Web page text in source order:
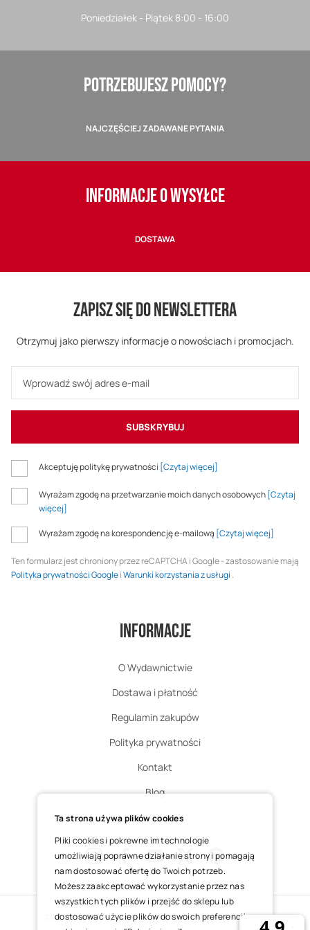
Poniedziałek - Piątek 8:00 - 16:00
POTRZEBUJESZ POMOCY?
NAJCZĘŚCIEJ ZADAWANE PYTANIA
INFORMACJE O WYSYŁCE
DOSTAWA
ZAPISZ SIĘ DO NEWSLETTERA
Otrzymuj jako pierwszy informacje o nowościach i promocjach.
SUBSKRYBUJ
Akceptuję politykę prywatności [Czytaj więcej]
Wyrażam zgodę na przetwarzanie moich danych osobowych[Czytaj
więcej]
Wyrażam zgodę na korespondencję e-mailową [Czytaj więcej]
Ten formularz jest chroniony przez reCAPTCHA i Google - zastosowanie mają
Polityka prywatności GoogleiWarunki korzystania z usługi .
Informacje
O Wydawnictwie
Dostawa i płatność
Regulamin zakupów
Polityka prywatności
Kontakt
Blog
Zgłoś zwrot
InstagramFacebookYoutube
X Pinterest
COPYRIGHT © 2025 ŚWIĘTY WOJCIECH DOM MEDIALNY SP. Z O.O.
Ta strona używa plików cookies
Pliki cookies i pokrewne im technologie
umożliwiają poprawne działanie strony i pomagają
nam dostosować ofertę do Twoich potrzeb.
Możesz zaakceptować wykorzystanie przez nas
wszystkich tych plików i przejść do sklepu lub
dostosować użycie plików do swoich preferencji,